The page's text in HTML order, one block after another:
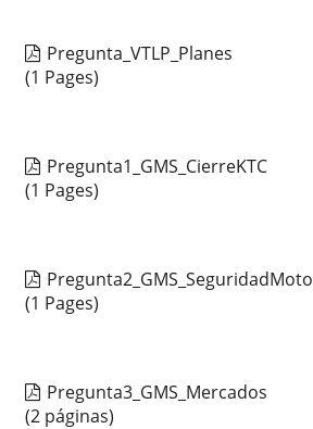
Pregunta_VTLP_Planes
(1 Pages)
Pregunta1_GMS_CierreKTC
(1 Pages)
Pregunta2_GMS_SeguridadMoto
(1 Pages)
Pregunta3_GMS_Mercados
(2 páginas)